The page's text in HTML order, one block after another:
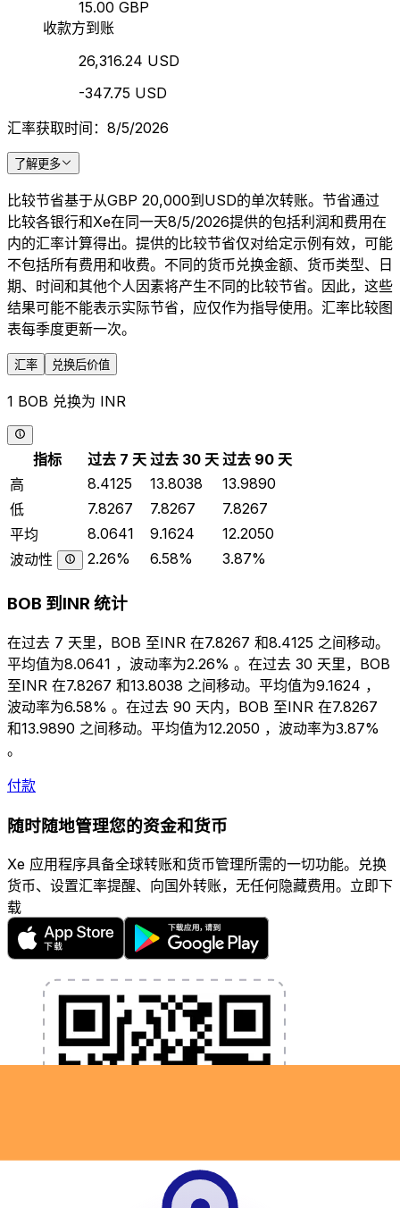
15.00 GBP
收款方到账
26,316.24 USD
-347.75 USD
汇率获取时间：8/5/2026
了解更多
比较节省基于从GBP 20,000到USD的单次转账。节省通过
比较各银行和Xe在同一天8/5/2026提供的包括利润和费用在
内的汇率计算得出。提供的比较节省仅对给定示例有效，可能
不包括所有费用和收费。不同的货币兑换金额、货币类型、日
期、时间和其他个人因素将产生不同的比较节省。因此，这些
结果可能不能表示实际节省，应仅作为指导使用。汇率比较图
表每季度更新一次。
汇率 兑换后价值
1 BOB 兑换为 INR
指标 过去 7 天 过去 30 天 过去 90 天
高
8.4125 13.8038
13.9890
低
7.8267 7.8267
7.8267
平均
8.0641 9.1624
12.2050
波动性
2.26% 6.58% 3.87%
BOB 到INR 统计
在过去 7 天里，BOB 至INR 在7.8267 和8.4125 之间移动。
平均值为8.0641 ，波动率为2.26% 。在过去 30 天里，BOB
至INR 在7.8267 和13.8038 之间移动。平均值为9.1624 ，
波动率为6.58% 。在过去 90 天内，BOB 至INR 在7.8267
和13.9890 之间移动。平均值为12.2050 ，波动率为3.87%
。
付款
随时随地管理您的资金和货币
Xe 应用程序具备全球转账和货币管理所需的一切功能。兑换
货币、设置汇率提醒、向国外转账，无任何隐藏费用。立即下
载